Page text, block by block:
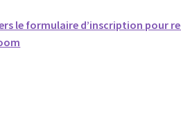
le formulaire d’inscription pour